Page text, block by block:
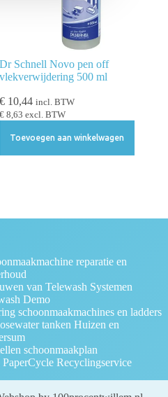
Dr Schnell Novo pen off
vlekverwijdering 500 ml
€10,44 incl. BTW
€8,63 excl. BTW
Toevoegen aan winkelwagen
reparatie en
van Telewash Systemen
Demo
schoonmaakmachines en ladders
tanken Huizen en
schoonmaakplan
Recyclingservice